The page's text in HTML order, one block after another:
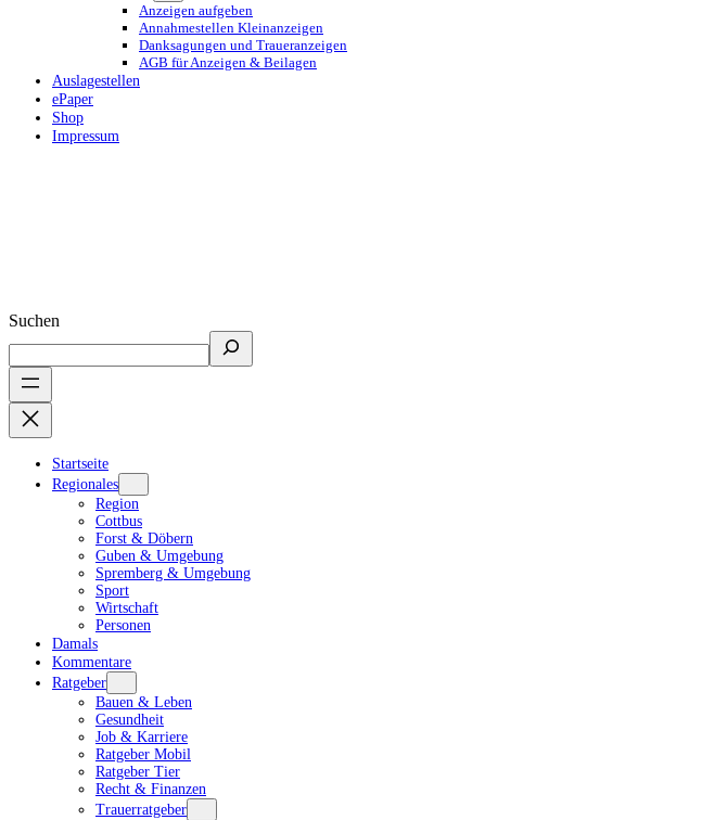
Anzeigen aufgeben
Annahmestellen Kleinanzeigen
Danksagungen und Traueranzeigen
AGB für Anzeigen & Beilagen
Auslagestellen
ePaper
Shop
Impressum
Suchen
Startseite
Regionales
Region
Cottbus
Forst & Döbern
Guben & Umgebung
Spremberg & Umgebung
Sport
Wirtschaft
Personen
Damals
Kommentare
Ratgeber
Bauen & Leben
Gesundheit
Job & Karriere
Ratgeber Mobil
Ratgeber Tier
Recht & Finanzen
Trauerratgeber